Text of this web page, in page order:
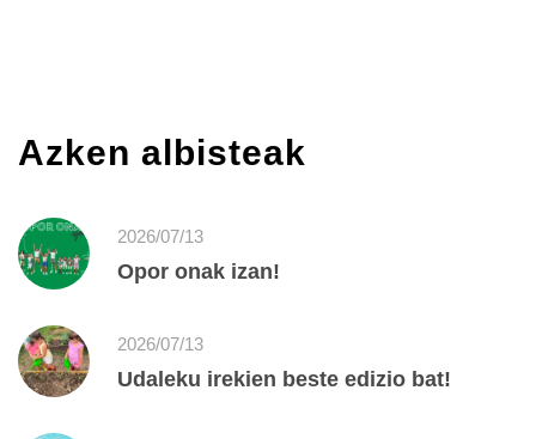
Azken albisteak
2026/07/13
Opor onak izan!
2026/07/13
Udaleku irekien beste edizio bat!